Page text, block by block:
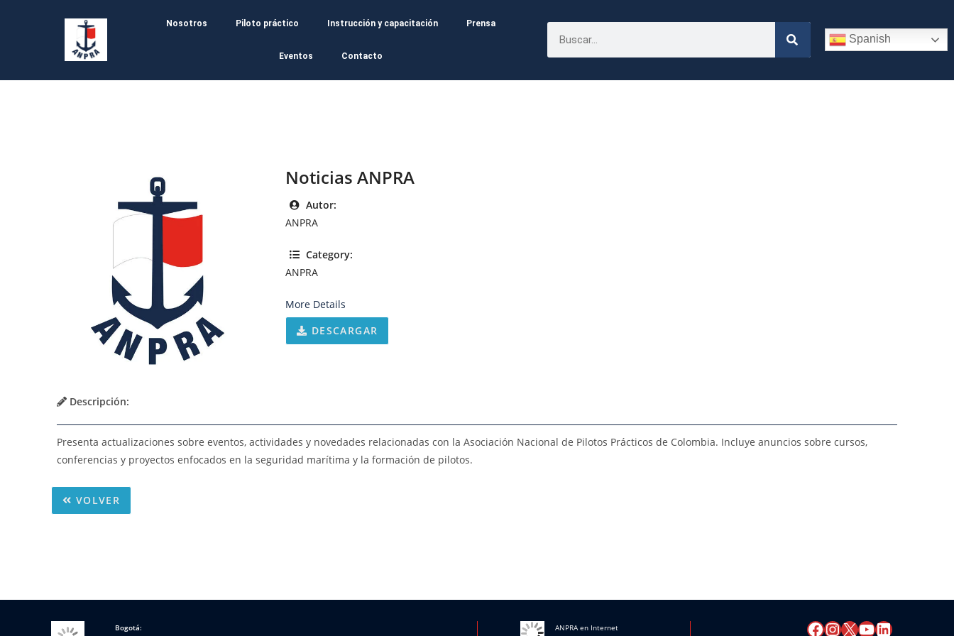
Nosotros Piloto práctico Instrucción y capacitación Prensa
Eventos Contacto
Spanish
Noticias ANPRA
Autor:
ANPRA
Category:
ANPRA
More Details
DESCARGAR
Descripción:
Presenta actualizaciones sobre eventos, actividades y novedades relacionadas con la Asociación Nacional de Pilotos Prácticos de Colombia. Incluye anuncios sobre cursos,
conferencias y proyectos enfocados en la seguridad marítima y la formación de pilotos.
VOLVER
Bogotá:
ANPRA en Internet